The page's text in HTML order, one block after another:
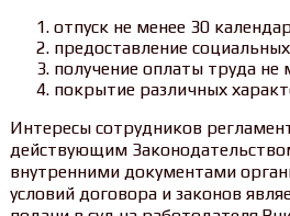
отпуск не менее 30
предоставление
получение оплаты труда не
покрытие различных
Интересы сотрудников
действующим
внутренними документами
условий договора и законов